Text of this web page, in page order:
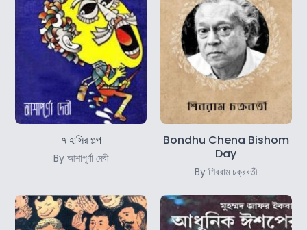
৭ হাসির গল্প
By আশাপূর্ণা দেবী
Bondhu Chena Bishom
Day
By শিবরাম চক্রবর্তী